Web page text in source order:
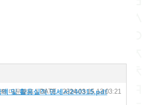
액 및 활용실적 명세서240315.pdf
다운로드 | DATE : 2024-03-15 13:03:21